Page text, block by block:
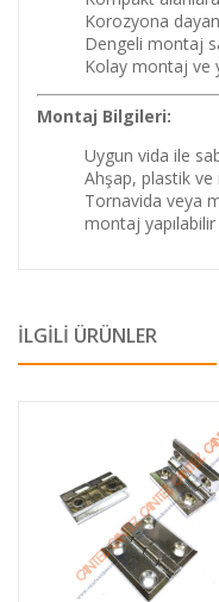
Korozyona
Dengeli montaj
Kolay montaj ve
Montaj Bilgileri:
Uygun vida ile
Ahşap, plastik
Tornavida veya
montaj yapılabilir
İLGİLİ ÜRÜNLER